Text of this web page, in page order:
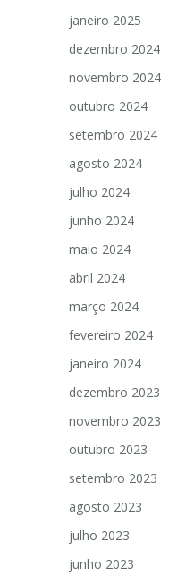
janeiro 2025
dezembro 2024
novembro 2024
outubro 2024
setembro 2024
agosto 2024
julho 2024
junho 2024
maio 2024
abril 2024
março 2024
fevereiro 2024
janeiro 2024
dezembro 2023
novembro 2023
outubro 2023
setembro 2023
agosto 2023
julho 2023
junho 2023